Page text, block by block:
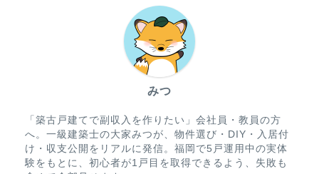
みつ
「築古戸建てで副収入を作りたい」会社員・教員の方
へ。一級建築士の大家みつが、物件選び・DIY・入居付
け・収支公開をリアルに発信。福岡で5戸運用中の実体
験をもとに、初心者が1戸目を取得できるよう、失敗も